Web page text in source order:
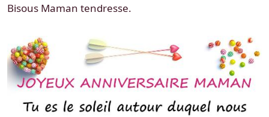
Bisous Maman tendresse.